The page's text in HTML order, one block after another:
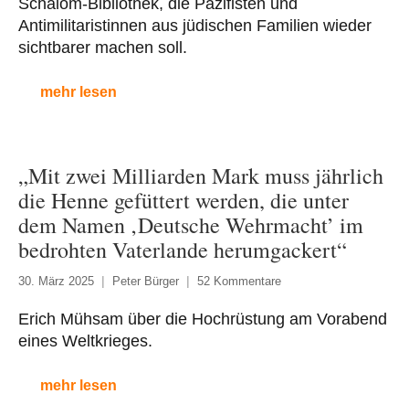
Antimilitaristinnen aus jüdischen Familien wieder
sichtbarer machen soll.
mehr lesen
„Mit zwei Milliarden Mark muss jährlich
die Henne gefüttert werden, die unter
dem Namen ‚Deutsche Wehrmacht’ im
bedrohten Vaterlande herumgackert“
30. März 2025 Peter Bürger 52 Kommentare
Erich Mühsam über die Hochrüstung am Vorabend
eines Weltkrieges.
mehr lesen